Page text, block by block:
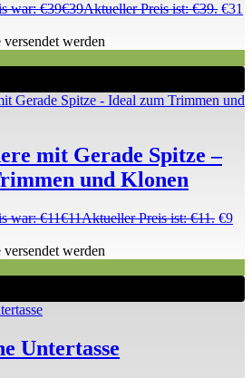
war: €39€39Aktueller Preis ist: €39. €31
werden
mit Gerade Spitze –
und Klonen
war: €11€11Aktueller Preis ist: €11. €9
werden
Untertasse